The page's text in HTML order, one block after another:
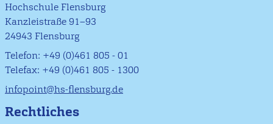
Hochschule Flensburg
Kanzleistraße 91–93
24943 Flensburg
Telefon: +49 (0)461 805 - 01
Telefax: +49 (0)461 805 - 1300
infopoint@hs-flensburg.de
Rechtliches